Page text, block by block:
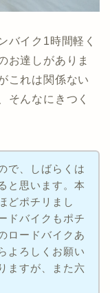
バイク1時間軽く
お達しがありま
これは関係ない
そんなにきつく
で、しばらくは
と思います。本
どポチリまし
ドバイクもポチ
ロードバイクあ
よろしくお願い
ますが、また六